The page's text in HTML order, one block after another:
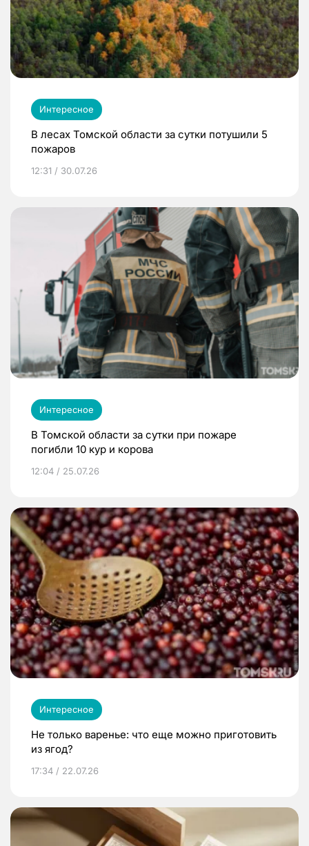
Интересное
В лесах Томской области за сутки потушили 5
пожаров
12:31 / 30.07.26
Интересное
В Томской области за сутки при пожаре
погибли 10 кур и корова
12:04 / 25.07.26
Интересное
Не только варенье: что еще можно приготовить
из ягод?
17:34 / 22.07.26